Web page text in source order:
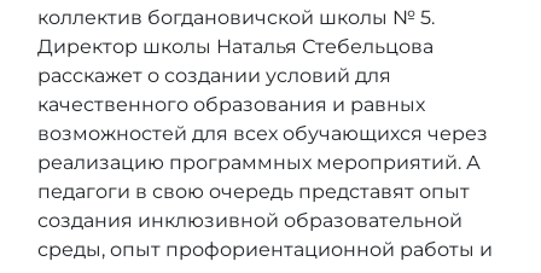
коллектив богдановичской школы № 5.
Директор школы Наталья Стебельцова
расскажет о создании условий для
качественного образования и равных
возможностей для всех обучающихся через
реализацию программных мероприятий. А
педагоги в свою очередь представят опыт
создания инклюзивной образовательной
среды, опыт профориентационной работы и